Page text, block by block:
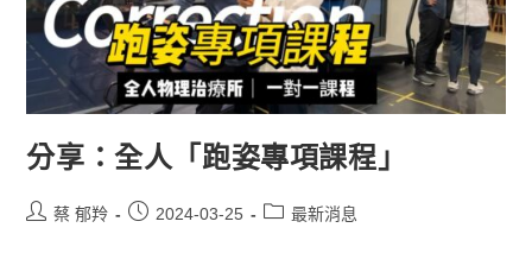
分享：全人「跑姿專項課程」
蔡 郁羚 2024-03-25 最新消息